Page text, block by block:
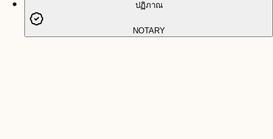
ปฏิภาณ
NOTARY